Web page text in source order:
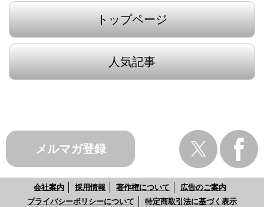
トップページ
人気記事
メルマガ登録
会社案内 採用情報 著作権について
広告のご案内
プライバシーポリシーについて
特定商取引法に基づく表示